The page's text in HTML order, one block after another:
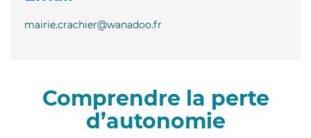
mairie.crachier@wanadoo.fr
Comprendre la perte
d’autonomie